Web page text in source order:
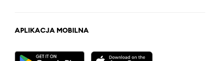
APLIKACJA MOBILNA